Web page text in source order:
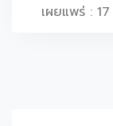
เผยแพร่ :